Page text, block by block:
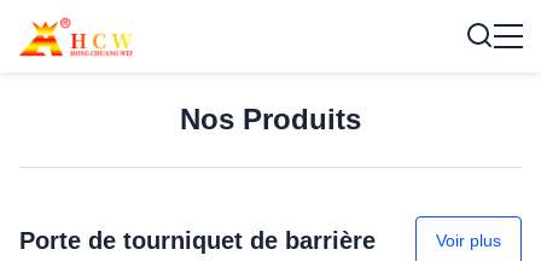
Nos Produits
Porte de tourniquet de barrière Voir plus